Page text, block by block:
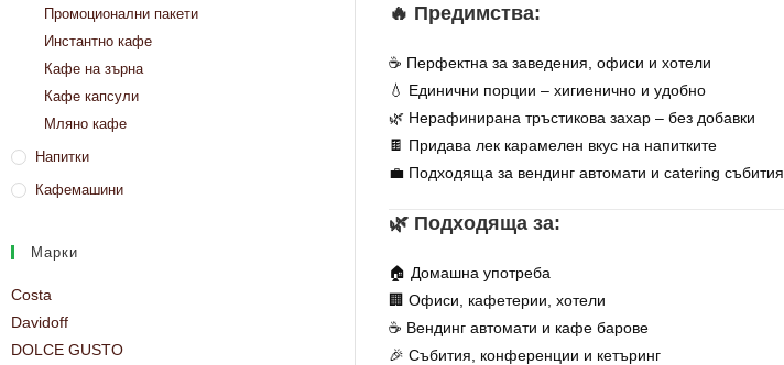
Промоционални пакети
Инстантно кафе
Кафе на зърна
Кафе капсули
Мляно кафе
Напитки
Кафемашини
Марки
Costa
Davidoff
DOLCE GUSTO
🔥 Предимства:
☕ Перфектна за заведения, офиси и хотели
💧 Единични порции – хигиенично и удобно
🌿 Нерафинирана тръстикова захар – без добавки
🍫 Придава лек карамелен вкус на напитките
💼 Подходяща за вендинг автомати и catering събития
🌿 Подходяща за:
🏠 Домашна употреба
🏢 Офиси, кафетерии, хотели
☕ Вендинг автомати и кафе барове
🎉 Събития, конференции и кетъринг